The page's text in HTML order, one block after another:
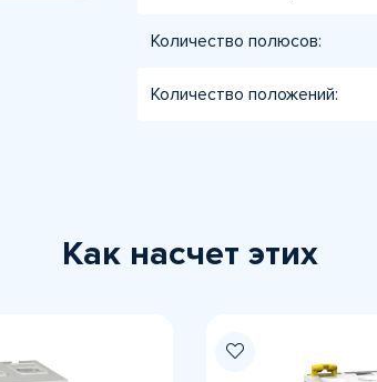
Количество полюсов:
Количество положений:
Как насчет этих